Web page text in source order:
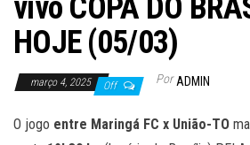
vivo COPA DO
HOJE (05/03)
março 4, 2025 Off Por ADMIN
O jogo entre Maringá FC x União-TO